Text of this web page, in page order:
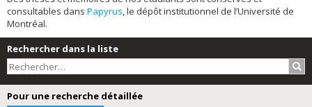
consultables dans Papyrus, le dépôt institutionnel de l’Université de
Montréal.
Rechercher dans la liste
Pour une recherche détaillée